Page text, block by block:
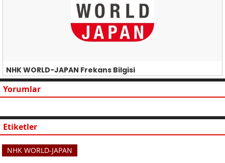
NHK WORLD-JAPAN Frekans Bilgisi
Yorumlar
Etiketler
NHK WORLD-JAPAN